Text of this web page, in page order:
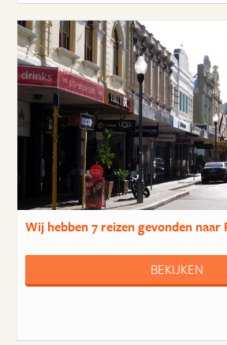
Wij hebben7 reizengevonden naar
BEKIJKEN